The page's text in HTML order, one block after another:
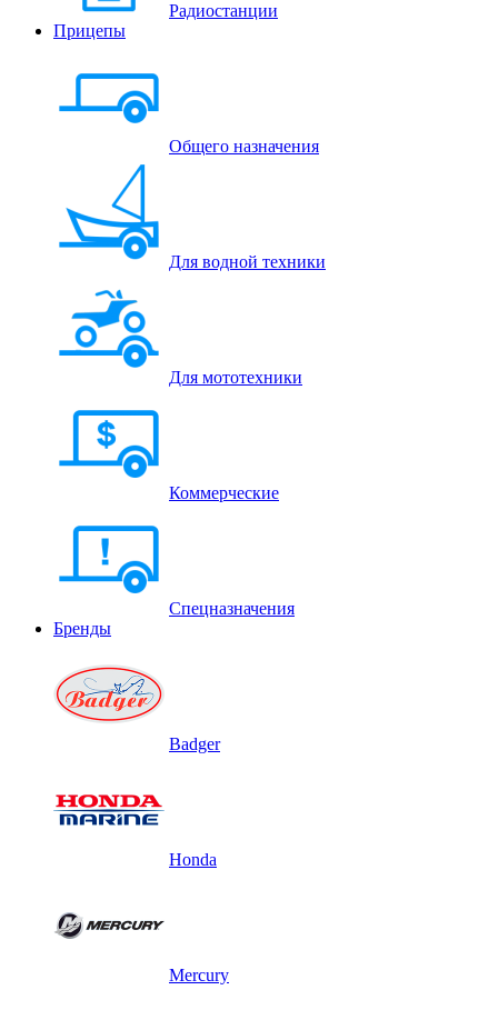
Радиостанции
Прицепы
Общего назначения
Для водной техники
Для мототехники
Коммерческие
Спецназначения
Бренды
Badger
Honda
Mercury